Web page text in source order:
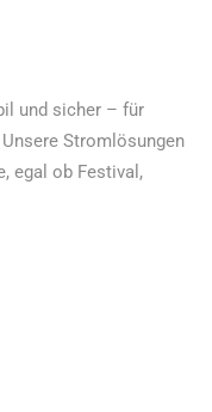
und sicher – für
Stromlösungen
egal ob Festival,